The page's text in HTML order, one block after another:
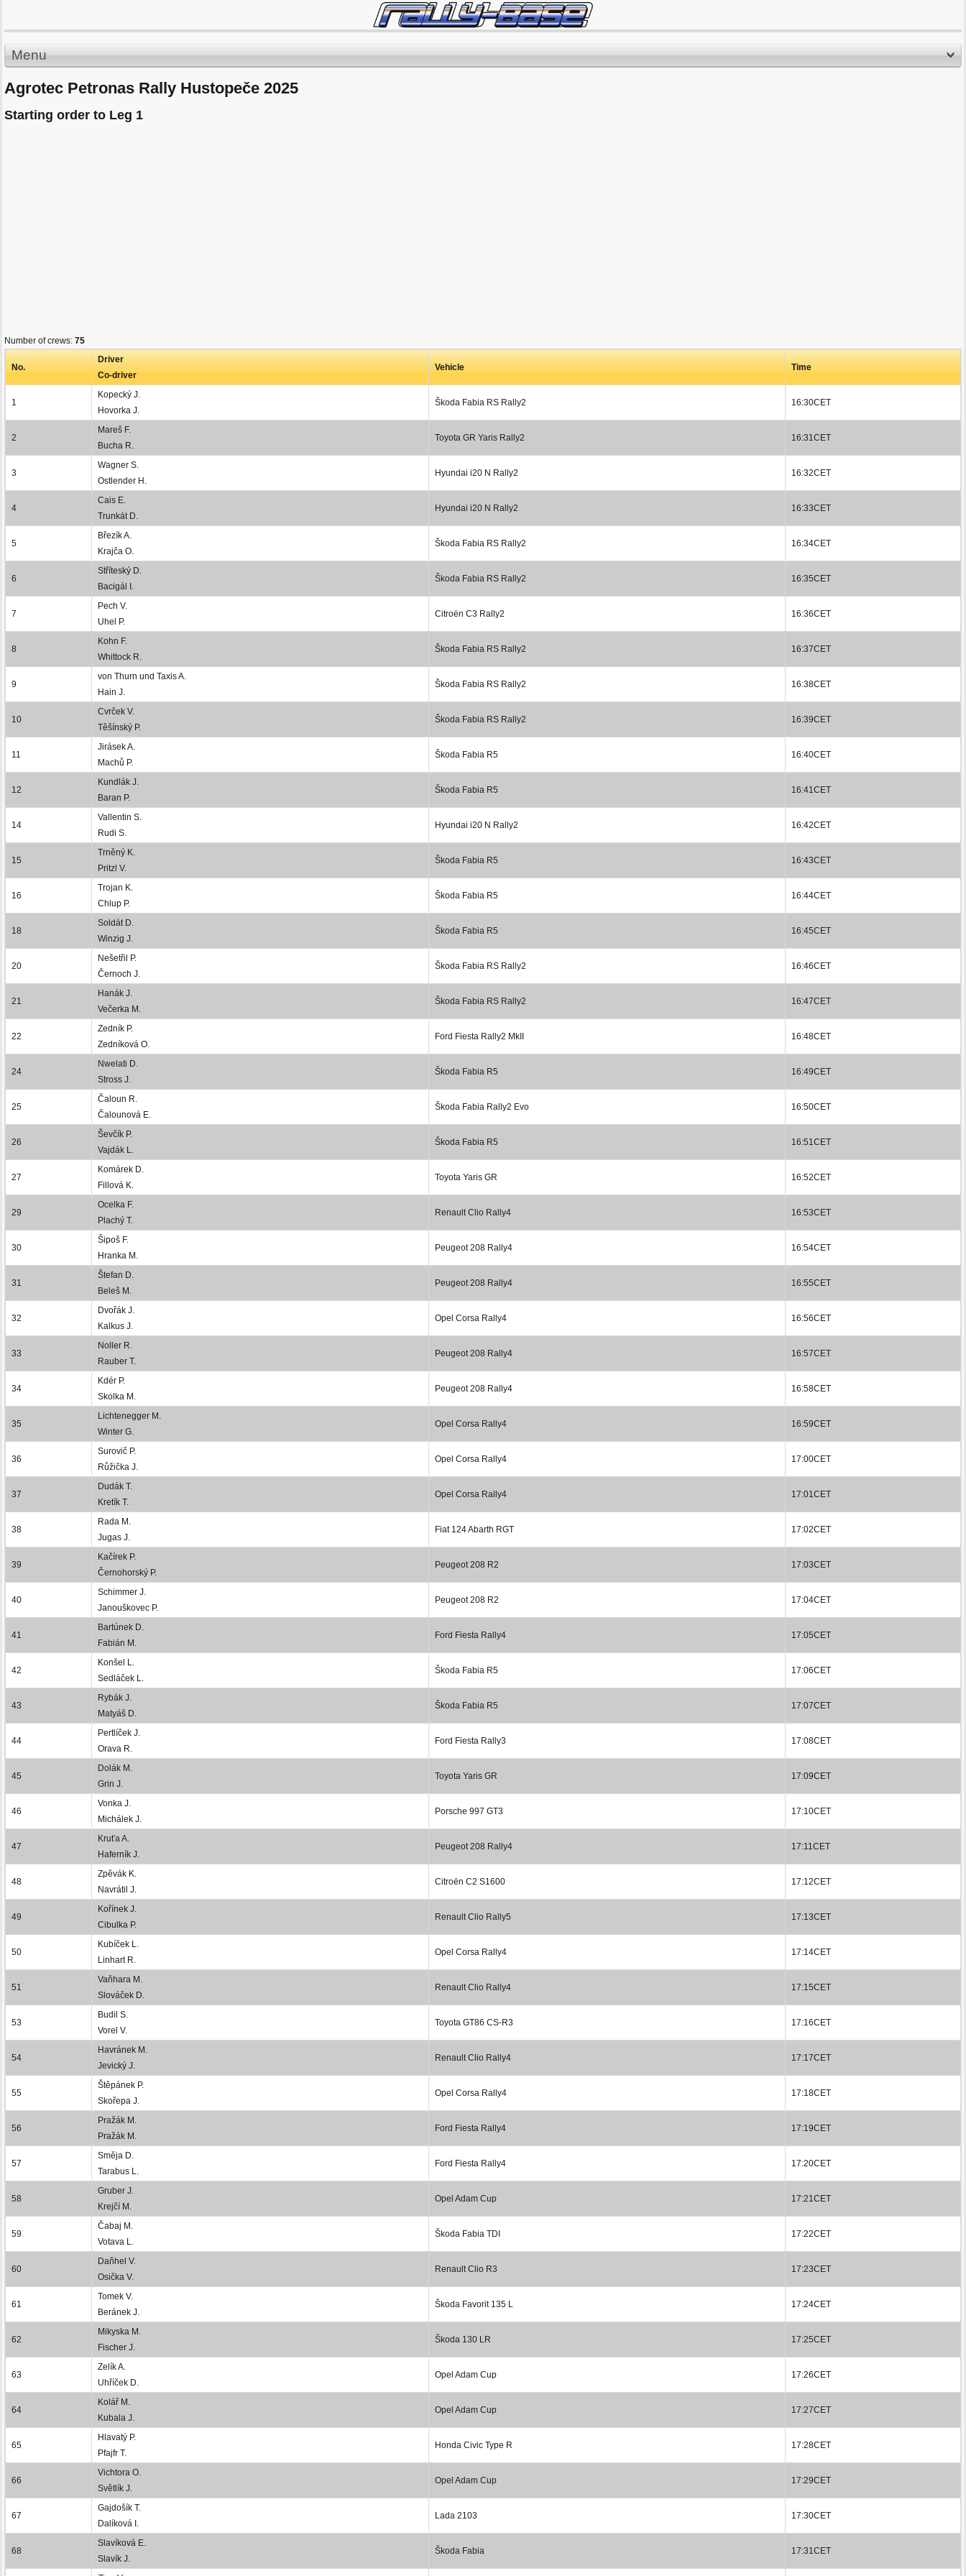
Menu
Agrotec Petronas Rally Hustopeče 2025
Starting order to Leg 1
Number of crews: 75
No.
Driver
Co-driver
Vehicle Time
1
Kopecký J.
Hovorka J.
Škoda Fabia RS Rally2 16:30CET
2
Mareš F.
Bucha R.
Toyota GR Yaris Rally2 16:31CET
3
Wagner S.
Ostlender H.
Hyundai i20 N Rally2 16:32CET
4
Cais E.
Trunkát D.
Hyundai i20 N Rally2 16:33CET
5
Březík A.
Krajča O.
Škoda Fabia RS Rally2 16:34CET
6
Stříteský D.
Bacigál I.
Škoda Fabia RS Rally2 16:35CET
7
Pech V.
Uhel P.
Citroën C3 Rally2 16:36CET
8
Kohn F.
Whittock R.
Škoda Fabia RS Rally2 16:37CET
9
von Thurn und Taxis A.
Hain J.
Škoda Fabia RS Rally2 16:38CET
10
Cvrček V.
Těšínský P.
Škoda Fabia RS Rally2 16:39CET
11
Jirásek A.
Machů P.
Škoda Fabia R5 16:40CET
12
Kundlák J.
Baran P.
Škoda Fabia R5 16:41CET
14
Vallentin S.
Rudi S.
Hyundai i20 N Rally2 16:42CET
15
Trněný K.
Pritzl V.
Škoda Fabia R5 16:43CET
16
Trojan K.
Chlup P.
Škoda Fabia R5 16:44CET
18
Soldát D.
Winzig J.
Škoda Fabia R5 16:45CET
20
Nešetřil P.
Černoch J.
Škoda Fabia RS Rally2 16:46CET
21
Hanák J.
Večerka M.
Škoda Fabia RS Rally2 16:47CET
22
Zedník P.
Zedníková O.
Ford Fiesta Rally2 MkII 16:48CET
24
Nwelati D.
Stross J.
Škoda Fabia R5 16:49CET
25
Čaloun R.
Čalounová E.
Škoda Fabia Rally2 Evo 16:50CET
26
Ševčík P.
Vajdák L.
Škoda Fabia R5 16:51CET
27
Komárek D.
Fillová K.
Toyota Yaris GR 16:52CET
29
Ocelka F.
Plachý T.
Renault Clio Rally4 16:53CET
30
Šipoš F.
Hranka M.
Peugeot 208 Rally4 16:54CET
31
Štefan D.
Beleš M.
Peugeot 208 Rally4 16:55CET
32
Dvořák J.
Kalkus J.
Opel Corsa Rally4 16:56CET
33
Noller R.
Rauber T.
Peugeot 208 Rally4 16:57CET
34
Kdér P.
Skolka M.
Peugeot 208 Rally4 16:58CET
35
Lichtenegger M.
Winter G.
Opel Corsa Rally4 16:59CET
36
Surovič P.
Růžička J.
Opel Corsa Rally4 17:00CET
37
Dudák T.
Kretík T.
Opel Corsa Rally4 17:01CET
38
Rada M.
Jugas J.
Fiat 124 Abarth RGT 17:02CET
39
Kačírek P.
Černohorský P.
Peugeot 208 R2 17:03CET
40
Schimmer J.
Janouškovec P.
Peugeot 208 R2 17:04CET
41
Bartúnek D.
Fabián M.
Ford Fiesta Rally4 17:05CET
42
Konšel L.
Sedláček L.
Škoda Fabia R5 17:06CET
43
Rybák J.
Matyáš D.
Škoda Fabia R5 17:07CET
44
Pertlíček J.
Orava R.
Ford Fiesta Rally3 17:08CET
45
Dolák M.
Grin J.
Toyota Yaris GR 17:09CET
46
Vonka J.
Michálek J.
Porsche 997 GT3 17:10CET
47
Kruťa A.
Haferník J.
Peugeot 208 Rally4 17:11CET
48
Zpěvák K.
Navrátil J.
Citroën C2 S1600 17:12CET
49
Kořínek J.
Cibulka P.
Renault Clio Rally5 17:13CET
50
Kubíček L.
Linhart R.
Opel Corsa Rally4 17:14CET
51
Vaňhara M.
Slováček D.
Renault Clio Rally4 17:15CET
53
Budil S.
Vorel V.
Toyota GT86 CS-R3 17:16CET
54
Havránek M.
Jevický J.
Renault Clio Rally4 17:17CET
55
Štěpánek P.
Skořepa J.
Opel Corsa Rally4 17:18CET
56
Pražák M.
Pražák M.
Ford Fiesta Rally4 17:19CET
57
Směja D.
Tarabus L.
Ford Fiesta Rally4 17:20CET
58
Gruber J.
Krejčí M.
Opel Adam Cup 17:21CET
59
Čabaj M.
Votava L.
Škoda Fabia TDI 17:22CET
60
Daňhel V.
Osička V.
Renault Clio R3 17:23CET
61
Tomek V.
Beránek J.
Škoda Favorit 135 L 17:24CET
62
Mikyska M.
Fischer J.
Škoda 130 LR 17:25CET
63
Zelík A.
Uhříček D.
Opel Adam Cup 17:26CET
64
Kolář M.
Kubala J.
Opel Adam Cup 17:27CET
65
Hlavatý P.
Pfajfr T.
Honda Civic Type R 17:28CET
66
Vichtora O.
Světlík J.
Opel Adam Cup 17:29CET
67
Gajdošík T.
Dalíková I.
Lada 2103 17:30CET
68
Slavíková E.
Slavík J.
Škoda Fabia 17:31CET